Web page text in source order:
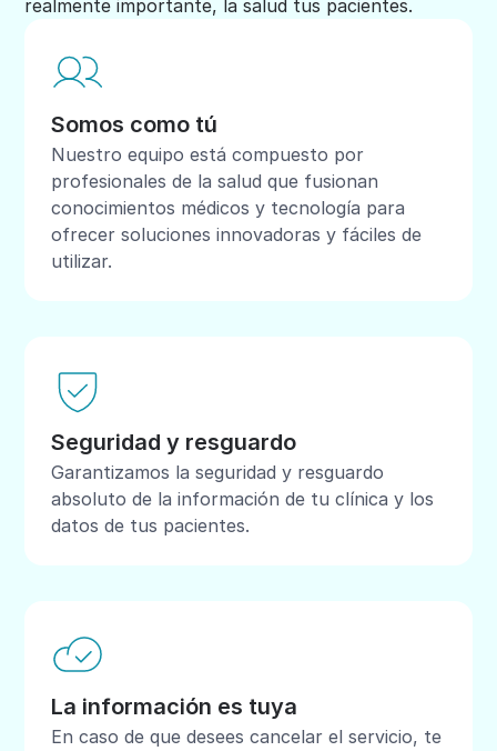
realmente importante, la salud tus pacientes.
Somos como tú
Nuestro equipo está compuesto por
profesionales de la salud que fusionan
conocimientos médicos y tecnología para
ofrecer soluciones innovadoras y fáciles de
utilizar.
Seguridad y resguardo
Garantizamos la seguridad y resguardo
absoluto de la información de tu clínica y los
datos de tus pacientes.
La información es tuya
En caso de que desees cancelar el servicio, te